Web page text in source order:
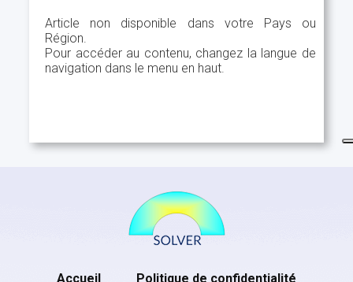
Article non disponible dans votre Pays ou
Région.
Pour accéder au contenu, changez la langue de
navigation dans le menu en haut.
Accueil Politique de confidentialité